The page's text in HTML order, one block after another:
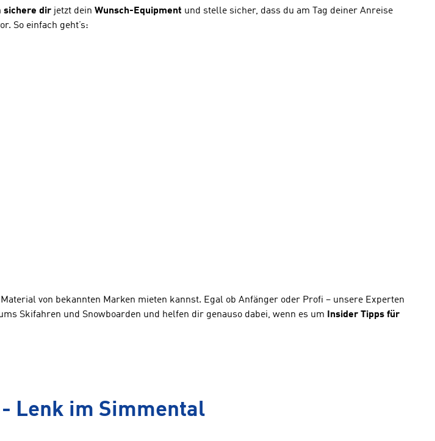
sichere dir jetzt dein Wunsch-Equipment und stelle sicher, dass du am Tag deiner Anreise
So einfach geht’s:
von bekannten Marken mieten kannst. Egal ob Anfänger oder Profi – unsere Experten
Skifahren und Snowboarden und helfen dir genauso dabei, wenn es um
Insider Tipps für
Lenk im Simmental